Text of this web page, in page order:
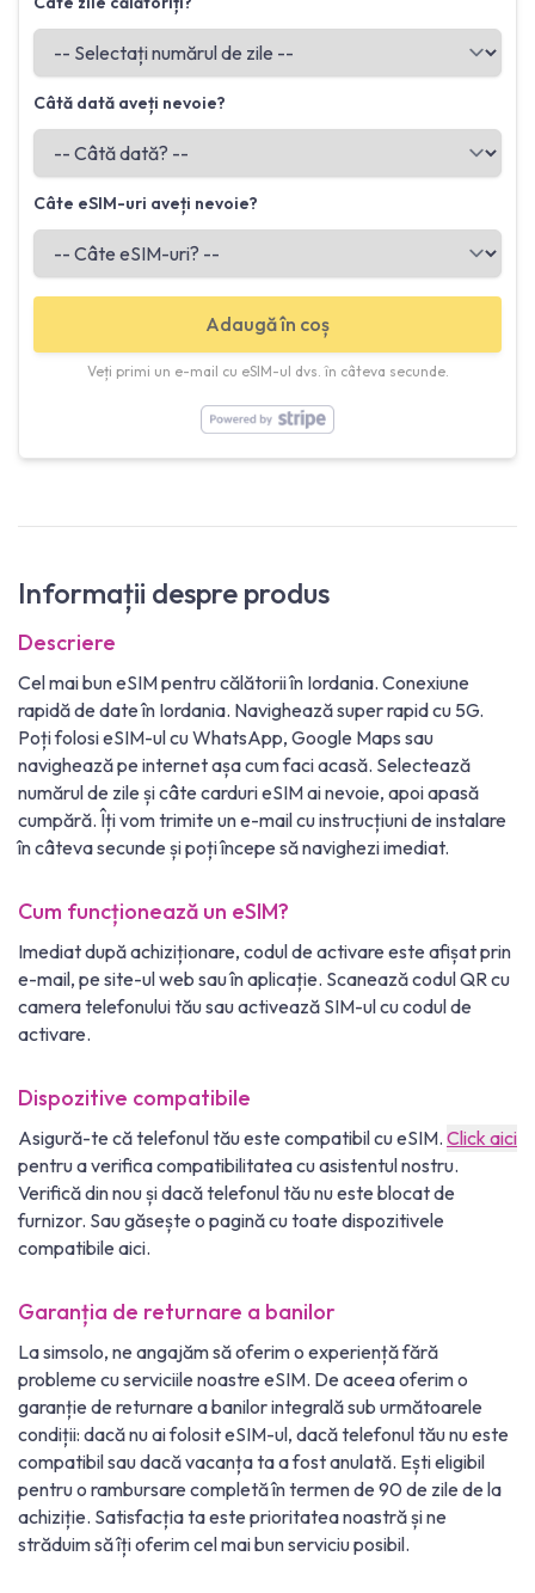
Câtă dată aveți nevoie?
Câte eSIM-uri aveți nevoie?
Adaugă în coș
Veți primi un e-mail cu eSIM-ul dvs. în câteva secunde.
Informații despre produs
Descriere
Cel mai bun eSIM pentru călătorii în Iordania. Conexiune
rapidă de date în Iordania. Navighează super rapid cu 5G.
Poți folosi eSIM-ul cu WhatsApp, Google Maps sau
navighează pe internet așa cum faci acasă. Selectează
numărul de zile și câte carduri eSIM ai nevoie, apoi apasă
cumpără. Îți vom trimite un e-mail cu instrucțiuni de instalare
în câteva secunde și poți începe să navighezi imediat.
Cum funcționează un eSIM?
Imediat după achiziționare, codul de activare este afișat prin
e-mail, pe site-ul web sau în aplicație. Scanează codul QR cu
camera telefonului tău sau activează SIM-ul cu codul de
activare.
Dispozitive compatibile
Asigură-te că telefonul tău este compatibil cu eSIM. Click aici
pentru a verifica compatibilitatea cu asistentul nostru.
Verifică din nou și dacă telefonul tău nu este blocat de
furnizor. Sau găsește o pagină cu toate dispozitivele
compatibile aici.
Garanția de returnare a banilor
La simsolo, ne angajăm să oferim o experiență fără
probleme cu serviciile noastre eSIM. De aceea oferim o
garanție de returnare a banilor integrală sub următoarele
condiții: dacă nu ai folosit eSIM-ul, dacă telefonul tău nu este
compatibil sau dacă vacanța ta a fost anulată. Ești eligibil
pentru o rambursare completă în termen de 90 de zile de la
achiziție. Satisfacția ta este prioritatea noastră și ne
străduim să îți oferim cel mai bun serviciu posibil.